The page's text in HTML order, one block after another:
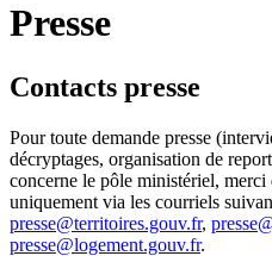
Presse
Contacts presse
Pour toute demande presse
décryptages, organisation de
concerne le pôle ministériel, merci
uniquement via les courriels
presse@territoires.gouv.fr,
presse@logement.gouv.fr.